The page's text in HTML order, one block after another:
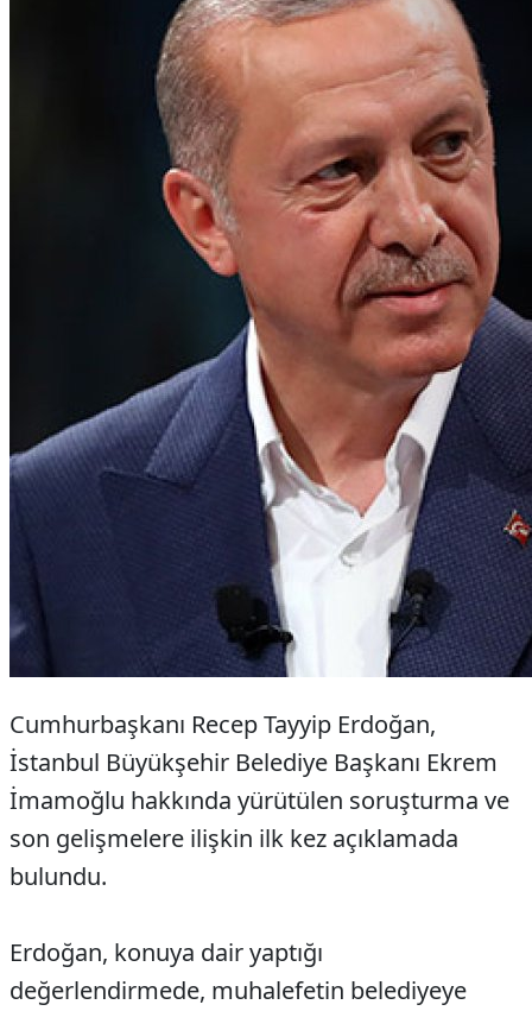
Cumhurbaşkanı Recep Tayyip Erdoğan,
İstanbul Büyükşehir Belediye Başkanı Ekrem
İmamoğlu hakkında yürütülen soruşturma ve
son gelişmelere ilişkin ilk kez açıklamada
bulundu.
Erdoğan, konuya dair yaptığı
değerlendirmede, muhalefetin belediyeye